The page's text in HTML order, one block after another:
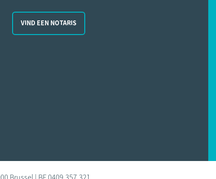
VIND EEN NOTARIS